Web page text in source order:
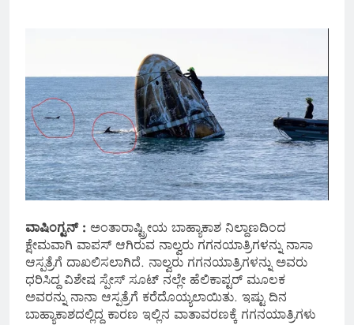
ವಾಷಿಂಗ್ಟನ್ : ಅಂತಾರಾಷ್ಟ್ರೀಯ ಬಾಹ್ಯಾಕಾಶ ನಿಲ್ದಾಣದಿಂದ
ಕ್ಷೇಮವಾಗಿ ವಾಪಸ್ ಆಗಿರುವ ನಾಲ್ವರು ಗಗನಯಾತ್ರಿಗಳನ್ನು ನಾಸಾ
ಆಸ್ಪತ್ರೆಗೆ ದಾಖಲಿಸಲಾಗಿದೆ. ನಾಲ್ವರು ಗಗನಯಾತ್ರಿಗಳನ್ನು ಅವರು
ಧರಿಸಿದ್ದ ವಿಶೇಷ ಸ್ಪೇಸ್‌ ಸೂಟ್ ನಲ್ಲೇ ಹೆಲಿಕಾಪ್ಟರ್ ಮೂಲಕ
ಅವರನ್ನು ನಾನಾ ಆಸ್ಪತ್ರೆಗೆ ಕರೆದೊಯ್ಯಲಾಯಿತು. ಇಷ್ಟು ದಿನ
ಬಾಹ್ಯಾಕಾಶದಲ್ಲಿದ್ದ ಕಾರಣ ಇಲ್ಲಿನ ವಾತಾವರಣಕ್ಕೆ ಗಗನಯಾತ್ರಿಗಳು